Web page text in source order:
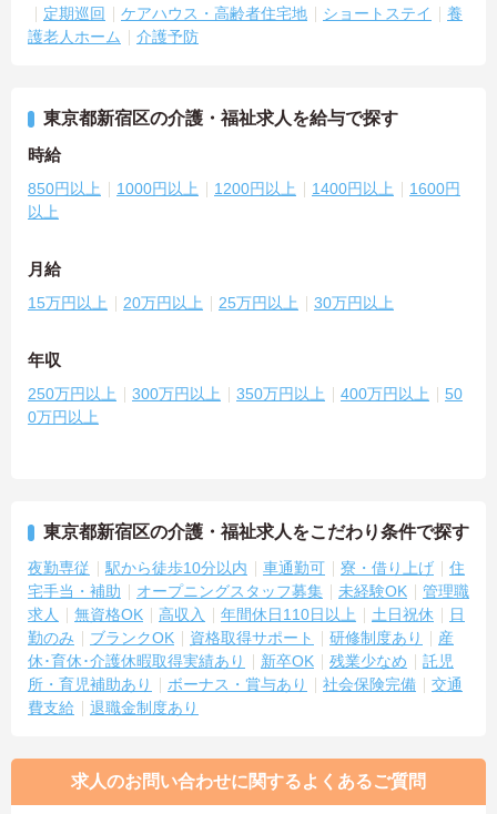
定期巡回
ケアハウス・高齢者住宅地 ショートステイ
養
護老人ホーム
介護予防
東京都新宿区の介護・福祉求人を給与で探す
時給
850円以上 1000円以上 1200円以上 1400円以上
1600円
以上
月給
15万円以上 20万円以上 25万円以上 30万円以上
年収
250万円以上 300万円以上 350万円以上 400万円以上
50
0万円以上
東京都新宿区の介護・福祉求人をこだわり条件で探す
夜勤専従 駅から徒歩10分以内 車通勤可 寮・借り上げ
住
宅手当・補助
オープニングスタッフ募集 未経験OK
管理職
求人
無資格OK 高収入 年間休日110日以上 土日祝休
日
勤のみ
ブランクOK 資格取得サポート 研修制度あり
産
休･育休･介護休暇取得実績あり
新卒OK 残業少なめ
託児
所・育児補助あり
ボーナス・賞与あり 社会保険完備
交通
費支給
退職金制度あり
求人のお問い合わせに関するよくあるご質問